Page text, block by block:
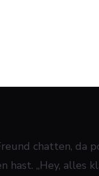
chatten, da
hast. „Hey, alles